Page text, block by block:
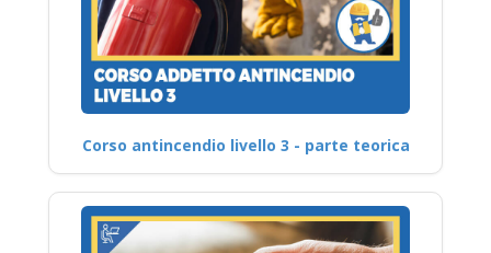
Corso antincendio livello 3 - parte teorica